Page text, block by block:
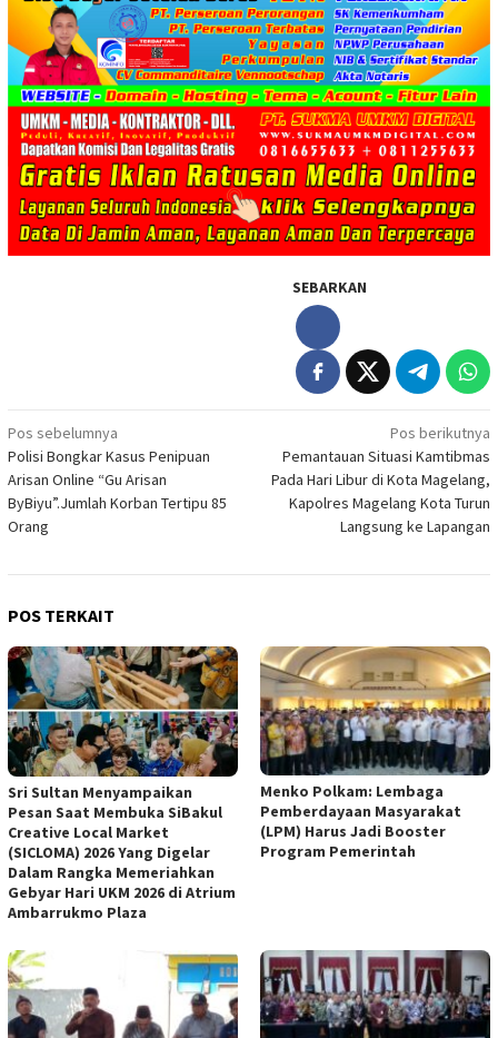
SEBARKAN
Navigasi
pos
Pos sebelumnya
Polisi Bongkar Kasus Penipuan
Arisan Online “Gu Arisan
ByBiyu”.Jumlah Korban Tertipu 85
Orang
Pos berikutnya
Pemantauan Situasi Kamtibmas
Pada Hari Libur di Kota Magelang,
Kapolres Magelang Kota Turun
Langsung ke Lapangan
POS TERKAIT
Sri Sultan Menyampaikan
Pesan Saat Membuka SiBakul
Creative Local Market
(SICLOMA) 2026 Yang Digelar
Dalam Rangka Memeriahkan
Gebyar Hari UKM 2026 di Atrium
Ambarrukmo Plaza
Menko Polkam: Lembaga
Pemberdayaan Masyarakat
(LPM) Harus Jadi Booster
Program Pemerintah